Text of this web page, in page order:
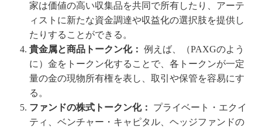
家は価値の高い収集品を共同で所有したり、アーテ
ィストに新たな資金調達や収益化の選択肢を提供し
たりすることができる。
貴金属と商品トークン化： 例えば、（PAXGのよう
に）金をトークン化することで、各トークンが一定
量の金の現物所有権を表し、取引や保管を容易にす
る。
ファンドの株式トークン化：
プライベート・エクイ
ティ、ベンチャー・キャピタル、ヘッジファンドの